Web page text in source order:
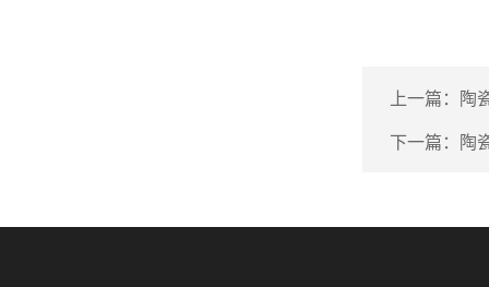
上一篇： 陶
下一篇： 陶